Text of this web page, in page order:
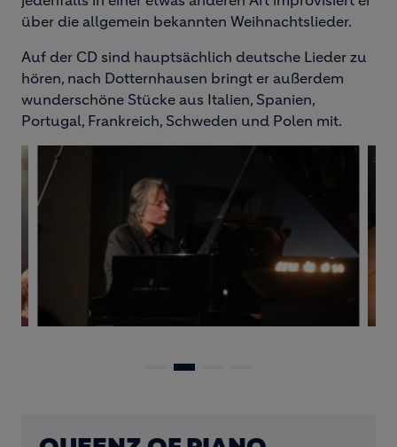
über die allgemein bekannten Weihnachtslieder.
Auf der CD sind hauptsächlich deutsche Lieder zu
hören, nach Dotternhausen bringt er außerdem
wunderschöne Stücke aus Italien, Spanien,
Portugal, Frankreich, Schweden und Polen mit.